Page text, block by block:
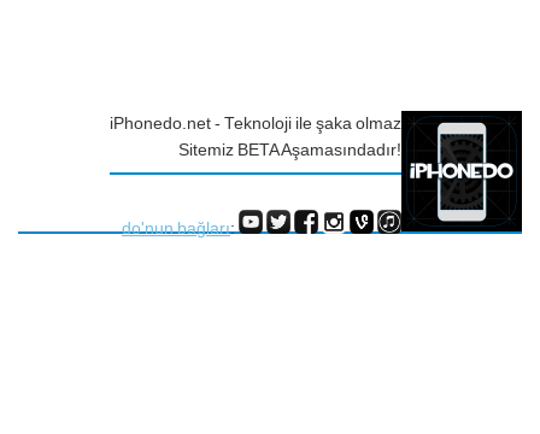
iPhonedo.net - Teknoloji ile şaka olmaz
Sitemiz BETA Aşamasındadır!
do'nun bağları: